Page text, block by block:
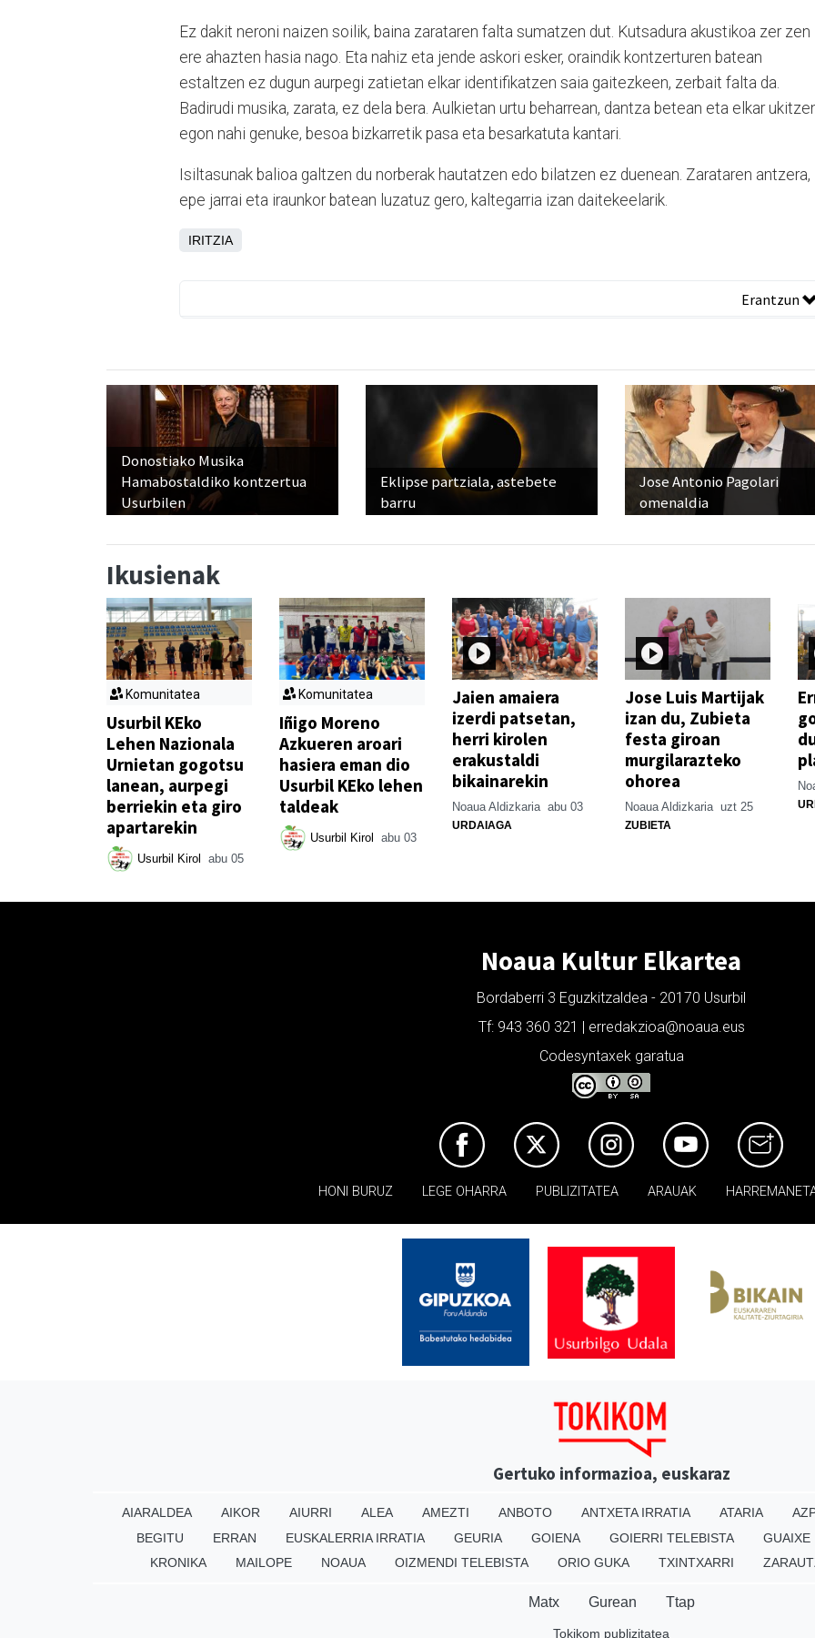
Ez dakit neroni naizen soilik, baina zarataren falta sumatzen dut. Kutsadura akustikoa zer zen
ere ahazten hasia nago. Eta nahiz eta jende askori esker, oraindik kontzerturen batean
estaltzen ez dugun aurpegi zatietan elkar identifikatzen saia gaitezkeen, zerbait falta da.
Badirudi musika, zarata, ez dela bera. Aulkietan urtu beharrean, dantza betean eta elkar
egon nahi genuke, besoa bizkarretik pasa eta besarkatuta kantari.
Isiltasunak balioa galtzen du norberak hautatzen edo bilatzen ez duenean. Zarataren antzera,
epe jarrai eta iraunkor batean luzatuz gero, kaltegarria izan daitekeelarik.
IRITZIA
Erantzun
Donostiako Musika
Hamabostaldiko kontzertua
Usurbilen
Eklipse partziala, astebete
barru
Jose Antonio Pagolari
omenaldia
Ikusienak
Komunitatea
Usurbil KEko
Lehen Nazionala
Urnietan gogotsu
lanean, aurpegi
berriekin eta giro
apartarekin
Usurbil Kirol abu 05
Komunitatea
Iñigo Moreno
Azkueren aroari
hasiera eman dio
Usurbil KEko lehen
taldeak
Usurbil Kirol abu 03
Jaien amaiera
izerdi patsetan,
herri kirolen
erakustaldi
bikainarekin
Noaua Aldizkaria abu 03
URDAIAGA
Jose Luis Martijak
izan du, Zubieta
festa giroan
murgilarazteko
ohorea
Noaua Aldizkaria uzt 25
ZUBIETA
Noaua Kultur Elkartea
Bordaberri 3 Eguzkitzaldea - 20170 Usurbil
Tf: 943 360 321 | erredakzioa@noaua.eus
Codesyntaxek garatua
HONI BURUZ LEGE OHARRA PUBLIZITATEA ARAUAK
Gertuko informazioa, euskaraz
AIARALDEA AIKOR AIURRI ALEA AMEZTI ANBOTO ANTXETA IRRATIA ATARIA
BEGITU
ERRAN EUSKALERRIA IRRATIA GEURIA GOIENA GOIERRI TELEBISTA
GUAIXE
KRONIKA
MAILOPE NOAUA OIZMENDI TELEBISTA ORIO GUKA TXINTXARRI
Matx Gurean Ttap
Tokikom publizitatea